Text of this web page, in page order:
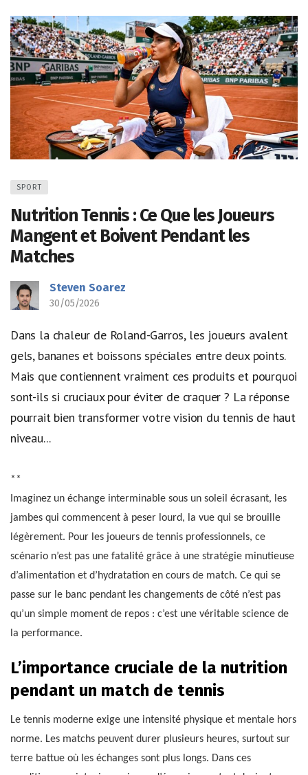
SPORT
Nutrition Tennis : Ce Que les Joueurs
Mangent et Boivent Pendant les
Matches
Steven Soarez
30/05/2026
Dans la chaleur de Roland-Garros, les joueurs avalent
gels, bananes et boissons spéciales entre deux points.
Mais que contiennent vraiment ces produits et pourquoi
sont-ils si cruciaux pour éviter de craquer ? La réponse
pourrait bien transformer votre vision du tennis de haut
niveau...
**
Imaginez un échange interminable sous un soleil écrasant, les
jambes qui commencent à peser lourd, la vue qui se brouille
légèrement. Pour les joueurs de tennis professionnels, ce
scénario n’est pas une fatalité grâce à une stratégie minutieuse
d’alimentation et d’hydratation en cours de match. Ce qui se
passe sur le banc pendant les changements de côté n’est pas
qu’un simple moment de repos : c’est une véritable science de
la performance.
L’importance cruciale de la nutrition
pendant un match de tennis
Le tennis moderne exige une intensité physique et mentale hors
norme. Les matchs peuvent durer plusieurs heures, surtout sur
terre battue où les échanges sont plus longs. Dans ces